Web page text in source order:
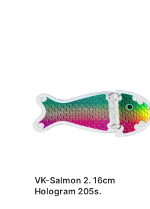
VK-Salmon 2. 16cm
Hologram 205s.